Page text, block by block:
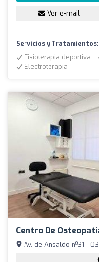
Ver e-mail
Servicios y Tratamientos:
Fisioterapia deportiva
Electroterapia
Centro De
Av. de Ansaldo nº31 -